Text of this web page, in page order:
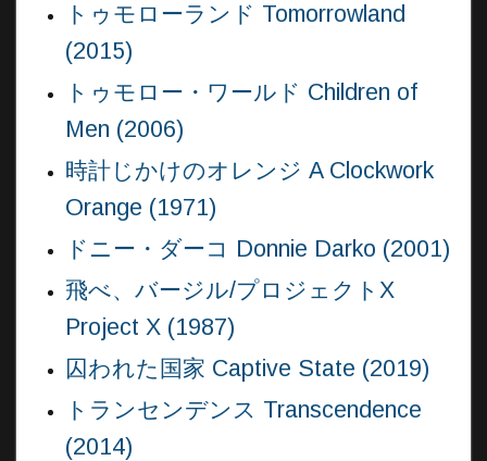
トゥモローランド Tomorrowland
(2015)
トゥモロー・ワールド Children of
Men (2006)
時計じかけのオレンジ A Clockwork
Orange (1971)
ドニー・ダーコ Donnie Darko (2001)
飛べ、バージル/プロジェクトX
Project X (1987)
囚われた国家 Captive State (2019)
トランセンデンス Transcendence
(2014)